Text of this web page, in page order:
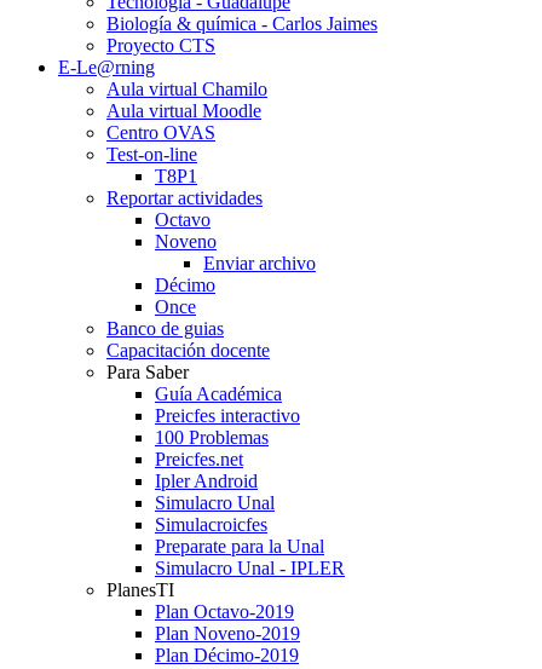
Biología & química - Carlos Jaimes
Proyecto CTS
E-Le@rning
Aula virtual Chamilo
Aula virtual Moodle
Centro OVAS
Test-on-line
T8P1
Reportar actividades
Octavo
Noveno
Enviar archivo
Décimo
Once
Banco de guias
Capacitación docente
Para Saber
Guía Académica
Preicfes interactivo
100 Problemas
Preicfes.net
Ipler Android
Simulacro Unal
Simulacroicfes
Preparate para la Unal
Simulacro Unal - IPLER
PlanesTI
Plan Octavo-2019
Plan Noveno-2019
Plan Décimo-2019